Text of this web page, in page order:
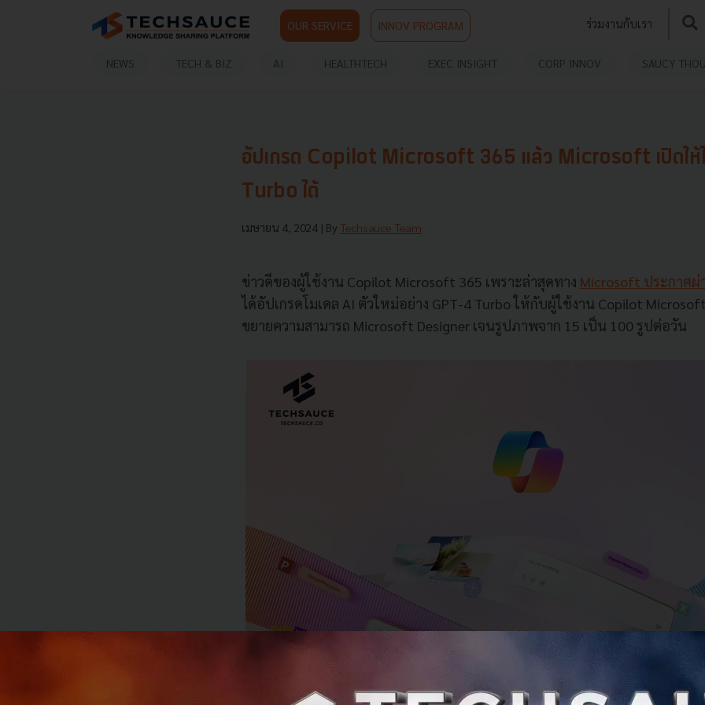
OUR SERVICE INNOV PROGRAM ร่วมงานกับเรา
NEWS TECH & BIZ AI HEALTHTECH EXEC INSIGHT CORP INNOV SAUCY
อัปเกรด Copilot Microsoft 365 แล้ว Microsoft เปิดให้
Turbo ได้
เมษายน 4, 2024 | By Techsauce Team
ข่าวดีของผู้ใช้งาน Copilot Microsoft 365 เพราะล่าสุดทาง Microsoft ประกาศผ่
ได้อัปเกรดโมเดล AI ตัวใหม่อย่าง GPT-4 Turbo ให้กับผู้ใช้งาน Copilot
ขยายความสามารถ Microsoft Designer เจนรูปภาพจาก 15 เป็น 100 รูปต่อวัน